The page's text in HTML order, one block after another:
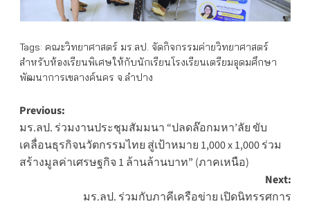
Tags: คณะวิทยาศาสตร์ มร.ลป. จัดกิจกรรมค่ายวิทยาศาสตร์
สำหรับห้องเรียนพิเศษให้กับนักเรียนโรงเรียนเตรียมอุดมศึกษา
พัฒนาการเขลางค์นคร จ.ลำปาง
Post
navigation
Previous:
มร.ลป. ร่วมงานประชุมสัมมนา “ปลดล๊อกมหา’ลัย ขับ
เคลื่อนธุรกิจนวัตกรรมไทย สู่เป้าหมาย 1,000 x 1,000 ร่วม
สร้างมูลค่าเศรษฐกิจ 1 ล้านล้านบาท” (ภาคเหนือ)
Next:
มร.ลป. ร่วมกับภาคีเครือข่าย เปิดนิทรรศการ